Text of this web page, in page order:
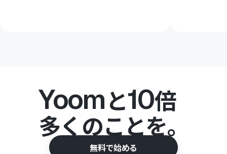
Yoomと10倍
多くのことを。
無料で始める